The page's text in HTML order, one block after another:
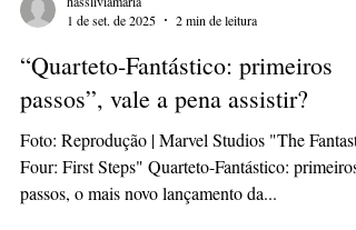
1 de set. de 2025
2 min de leitura
“Quarteto-Fantástico: primeiros
passos”, vale a pena assistir?
Foto: Reprodução | Marvel Studios "The
Four: First Steps" Quarteto-Fantástico: primeiros